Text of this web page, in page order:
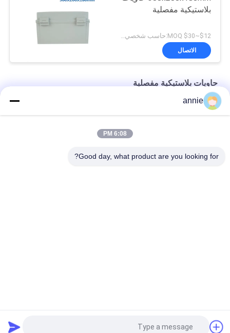
بلاستيكية مفصلية
الاتصال
حاويات بلاستيكية مفصلية
PC Clear Ip65 300x200x160mm حاويات بلاستيكية قابلة للقفل
annie
6:08 PM
Good day, what product are you looking for?